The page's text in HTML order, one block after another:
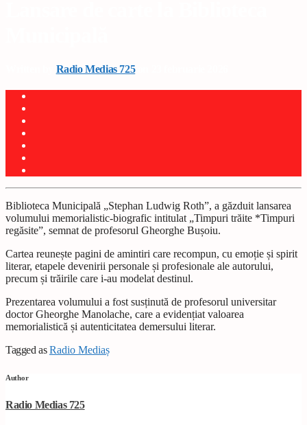
Radio Medias 725on 23 februarie 2026
Biblioteca Municipală „Stephan Ludwig Roth”, a găzduit lansarea
volumului memorialistic-biografic intitulat „Timpuri trăite *Timpuri
regăsite”, semnat de profesorul Gheorghe Bușoiu.
Cartea reunește pagini de amintiri care recompun, cu emoție și spirit
literar, etapele devenirii personale și profesionale ale autorului,
precum și trăirile care i-au modelat destinul.
Prezentarea volumului a fost susținută de profesorul universitar
doctor Gheorghe Manolache, care a evidențiat valoarea
memorialistică și autenticitatea demersului literar.
Tagged asRadio Mediaș
Author
Radio Medias 725